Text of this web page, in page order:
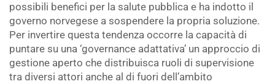
possibili benefici per la salute pubblica e ha indotto il
governo norvegese a sospendere la propria soluzione.
Per invertire questa tendenza occorre la capacità di
puntare su una ‘governance adattativa’ un approccio di
gestione aperto che distribuisca ruoli di supervisione
tra diversi attori anche al di fuori dell’ambito